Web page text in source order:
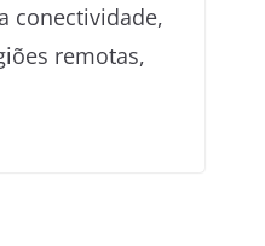
conectividade,
remotas,